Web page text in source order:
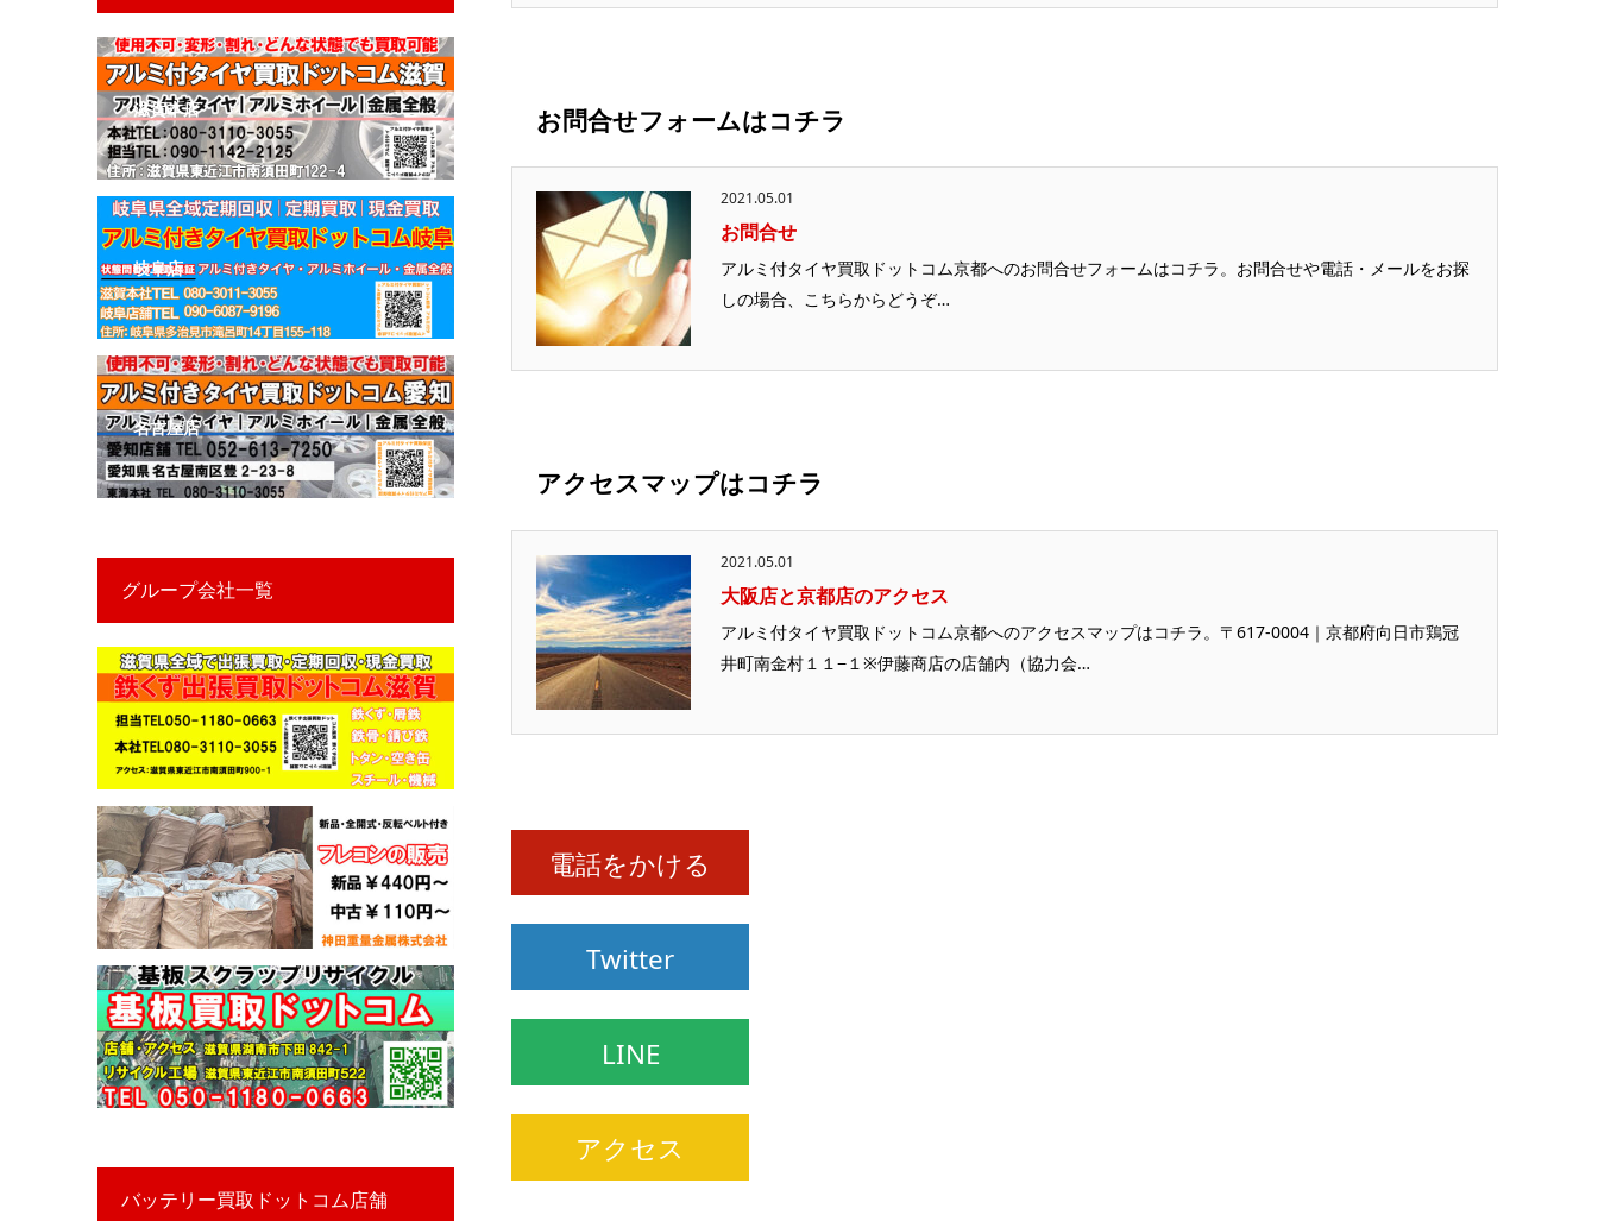
お問合せフォームはコチラ
2021.05.01
お問合せ
アルミ付タイヤ買取ドットコム京都へのお問合せフォームはコチラ。お問合せや電話・メールをお探
しの場合、こちらからどうぞ…
アクセスマップはコチラ
2021.05.01
大阪店と京都店のアクセス
アルミ付タイヤ買取ドットコム京都へのアクセスマップはコチラ。〒617-0004｜京都府向日市鶏冠
井町南金村１１−１※伊藤商店の店舗内（協力会…
電話をかける
Twitter
LINE
アクセス
滋賀本店
岐阜店
名古屋店
グループ会社一覧
バッテリー買取ドットコム店舗